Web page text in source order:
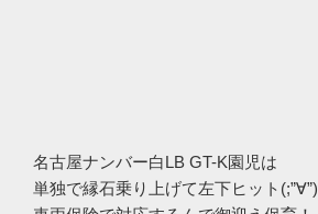
名古屋ナンバー白LB GT-K園児は
単独で縁石乗り上げて左下ヒット(;”∀”)